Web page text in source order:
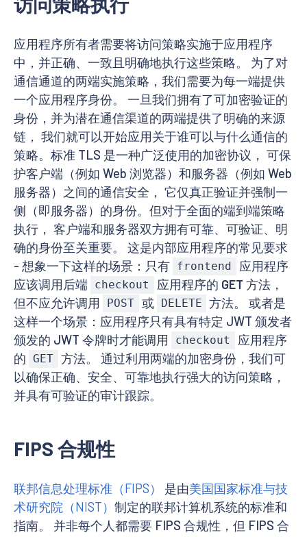
应用程序所有者需要将访问策略实施于应用程序
中，并正确、一致且明确地执行这些策略。 为了对
通信通道的两端实施策略，我们需要为每一端提供
一个应用程序身份。 一旦我们拥有了可加密验证的
身份，并为潜在通信渠道的两端提供了明确的来源
链， 我们就可以开始应用关于谁可以与什么通信的
策略。标准 TLS 是一种广泛使用的加密协议， 可保
护客户端（例如 Web 浏览器）和服务器（例如 Web
服务器）之间的通信安全， 它仅真正验证并强制一
侧（即服务器）的身份。但对于全面的端到端策略
执行， 客户端和服务器双方拥有可靠、可验证、明
确的身份至关重要。 这是内部应用程序的常见要求
- 想象一下这样的场景：只有 frontend
应用程序
应该调用后端 checkout 应用程序的 GET 方法，
但不应允许调用
POST 或 DELETE 方法。 或者是
这样一个场景：应用程序只有具有特定 JWT 颁发者
颁发的 JWT 令牌时才能调用
checkout
应用程序
的 GET 方法。 通过利用两端的加密身份，我们可
以确保正确、安全、可靠地执行强大的访问策略，
并具有可验证的审计跟踪。
FIPS 合规性
联邦信息处理标准（FIPS） 是由美国国家标准与技
术研究院（NIST） 制定的联邦计算机系统的标准和
指南。 并非每个人都需要 FIPS 合规性，但 FIPS 合